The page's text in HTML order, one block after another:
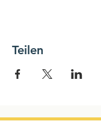
Teilen